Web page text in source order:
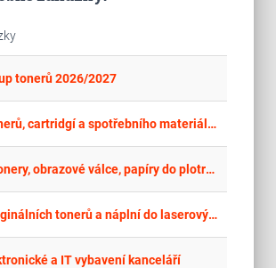
tonerů 2026/2027
Dodávka tonerů, cartridgí a spotřebního materiálu do tiskáren 2026
Originální tonery, obrazové válce, papíry do plotru s NP
Dodávka originálních tonerů a náplní do laserových a inkoustových tiskáren a kopírek
a IT vybavení kanceláří